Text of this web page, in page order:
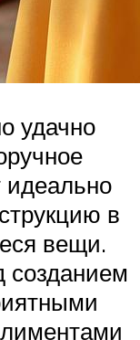
удачно
идеально
в
вещи.
созданием